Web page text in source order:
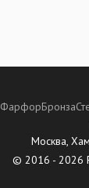
ФарфорБронза
Москва,
© 2016 - 2026